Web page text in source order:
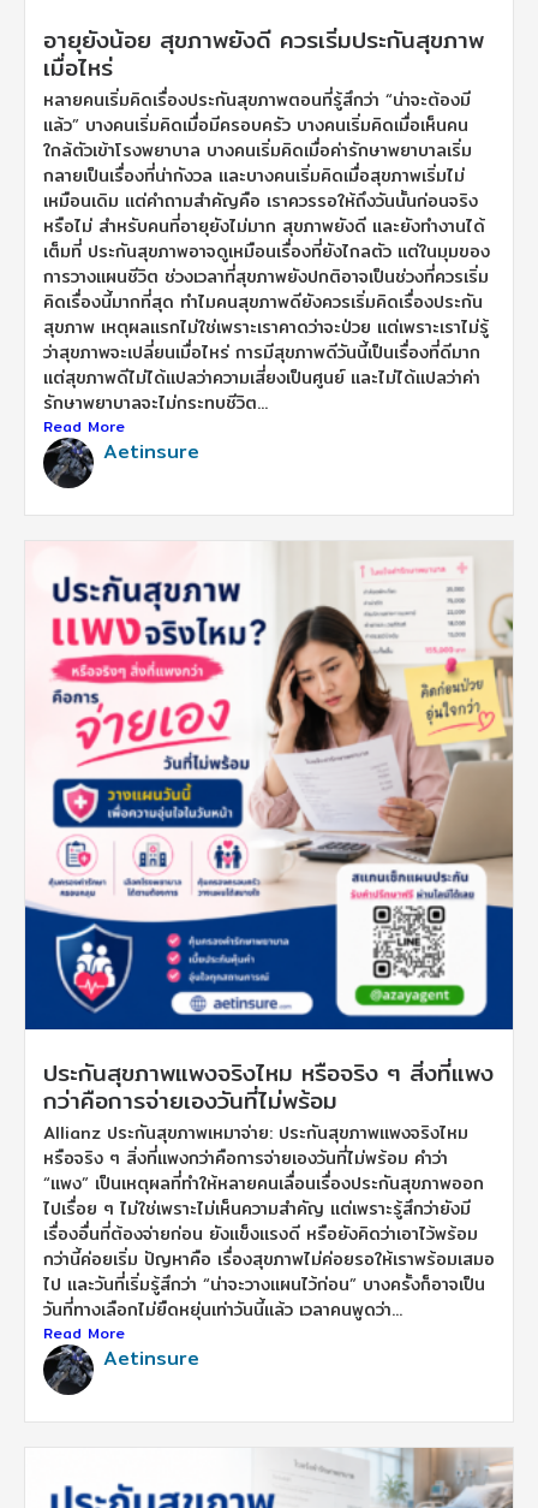
อายุยังน้อย สุขภาพยังดี ควรเริ่มประกันสุขภาพ
เมื่อไหร่
หลายคนเริ่มคิดเรื่องประกันสุขภาพตอนที่รู้สึกว่า “น่าจะต้องมี
แล้ว” บางคนเริ่มคิดเมื่อมีครอบครัว บางคนเริ่มคิดเมื่อเห็นคน
ใกล้ตัวเข้าโรงพยาบาล บางคนเริ่มคิดเมื่อค่ารักษาพยาบาลเริ่ม
กลายเป็นเรื่องที่น่ากังวล และบางคนเริ่มคิดเมื่อสุขภาพเริ่มไม่
เหมือนเดิม แต่คำถามสำคัญคือ เราควรรอให้ถึงวันนั้นก่อนจริง
หรือไม่ สำหรับคนที่อายุยังไม่มาก สุขภาพยังดี และยังทำงานได้
เต็มที่ ประกันสุขภาพอาจดูเหมือนเรื่องที่ยังไกลตัว แต่ในมุมของ
การวางแผนชีวิต ช่วงเวลาที่สุขภาพยังปกติอาจเป็นช่วงที่ควรเริ่ม
คิดเรื่องนี้มากที่สุด ทำไมคนสุขภาพดียังควรเริ่มคิดเรื่องประกัน
สุขภาพ เหตุผลแรกไม่ใช่เพราะเราคาดว่าจะป่วย แต่เพราะเราไม่รู้
ว่าสุขภาพจะเปลี่ยนเมื่อไหร่ การมีสุขภาพดีวันนี้เป็นเรื่องที่ดีมาก
แต่สุขภาพดีไม่ได้แปลว่าความเสี่ยงเป็นศูนย์ และไม่ได้แปลว่าค่า
รักษาพยาบาลจะไม่กระทบชีวิต...
Read More
Aetinsure
ประกันสุขภาพแพงจริงไหม หรือจริง ๆ สิ่งที่แพง
กว่าคือการจ่ายเองวันที่ไม่พร้อม
Allianz ประกันสุขภาพเหมาจ่าย: ประกันสุขภาพแพงจริงไหม
หรือจริง ๆ สิ่งที่แพงกว่าคือการจ่ายเองวันที่ไม่พร้อม คำว่า
“แพง” เป็นเหตุผลที่ทำให้หลายคนเลื่อนเรื่องประกันสุขภาพออก
ไปเรื่อย ๆ ไม่ใช่เพราะไม่เห็นความสำคัญ แต่เพราะรู้สึกว่ายังมี
เรื่องอื่นที่ต้องจ่ายก่อน ยังแข็งแรงดี หรือยังคิดว่าเอาไว้พร้อม
กว่านี้ค่อยเริ่ม ปัญหาคือ เรื่องสุขภาพไม่ค่อยรอให้เราพร้อมเสมอ
ไป และวันที่เริ่มรู้สึกว่า “น่าจะวางแผนไว้ก่อน” บางครั้งก็อาจเป็น
วันที่ทางเลือกไม่ยืดหยุ่นเท่าวันนี้แล้ว เวลาคนพูดว่า...
Read More
Aetinsure